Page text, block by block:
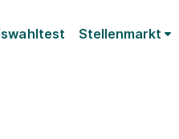
Stellenmarkt